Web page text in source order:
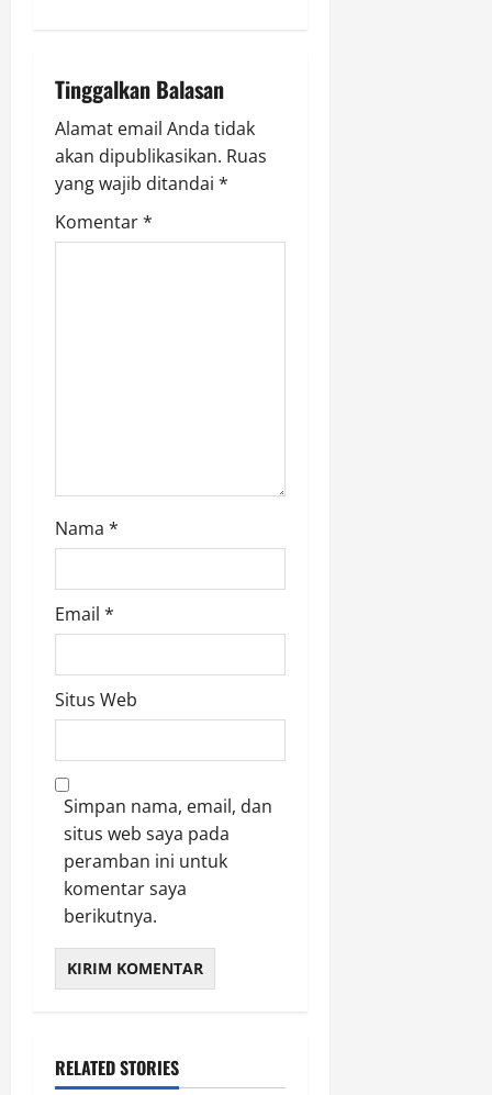
g
a
t
i
Tinggalkan Balasan
Alamat email Anda tidak
akan dipublikasikan. Ruas
yang wajib ditandai *
Komentar*
Nama *
Email *
Situs Web
Simpan nama, email, dan
situs web saya pada
peramban ini untuk
komentar saya
berikutnya.
RELATED STORIES